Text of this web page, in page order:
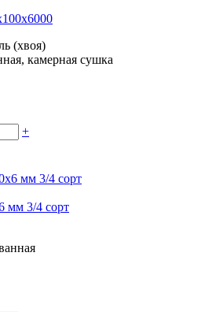
(хвоя)
камерная сушка
+
мм 3/4 сорт